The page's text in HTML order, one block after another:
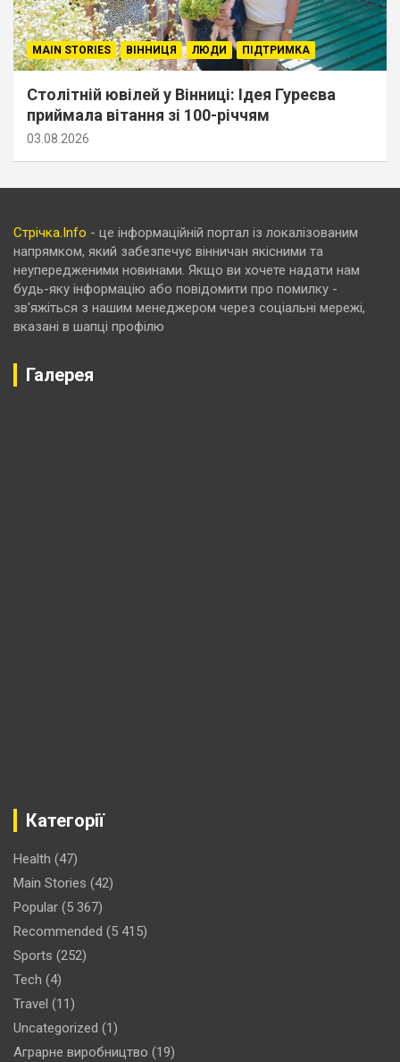
MAIN STORIES ВІННИЦЯ ЛЮДИ ПІДТРИМКА
Столітній ювілей у Вінниці: Ідея Гуреєва
приймала вітання зі 100-річчям
03.08.2026
Стрічка.Info - це інформаційній портал із локалізованим
напрямком, який забезпечує вінничан якісними та
неупередженими новинами. Якщо ви хочете надати нам
будь-яку інформацію або повідомити про помилку -
зв'яжіться з нашим менеджером через соціальні мережі,
вказані в шапці профілю
Галерея
Категорії
Health (47)
Main Stories (42)
Popular (5 367)
Recommended (5 415)
Sports (252)
Tech (4)
Travel (11)
Uncategorized (1)
Аграрне виробництво (19)